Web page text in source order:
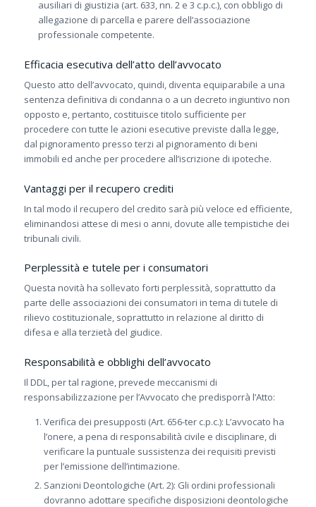
ausiliari di giustizia (art. 633, nn. 2 e 3 c.p.c.), con obbligo di
allegazione di parcella e parere dell’associazione
professionale competente.
Efficacia esecutiva dell’atto dell’avvocato
Questo atto dell’avvocato, quindi, diventa equiparabile a una
sentenza definitiva di condanna o a un decreto ingiuntivo non
opposto e, pertanto, costituisce titolo sufficiente per
procedere con tutte le azioni esecutive previste dalla legge,
dal pignoramento presso terzi al pignoramento di beni
immobili ed anche per procedere all’iscrizione di ipoteche.
Vantaggi per il recupero crediti
In tal modo il recupero del credito sarà più veloce ed efficiente,
eliminandosi attese di mesi o anni, dovute alle tempistiche dei
tribunali civili.
Perplessità e tutele per i consumatori
Questa novità ha sollevato forti perplessità, soprattutto da
parte delle associazioni dei consumatori in tema di tutele di
rilievo costituzionale, soprattutto in relazione al diritto di
difesa e alla terzietà del giudice.
Responsabilità e obblighi dell’avvocato
Il DDL, per tal ragione, prevede meccanismi di
responsabilizzazione per l’Avvocato che predisporrà l’Atto:
Verifica dei presupposti (Art. 656-ter c.p.c.): L’avvocato ha
l’onere, a pena di responsabilità civile e disciplinare, di
verificare la puntuale sussistenza dei requisiti previsti
per l’emissione dell’intimazione.
Sanzioni Deontologiche (Art. 2): Gli ordini professionali
dovranno adottare specifiche disposizioni deontologiche